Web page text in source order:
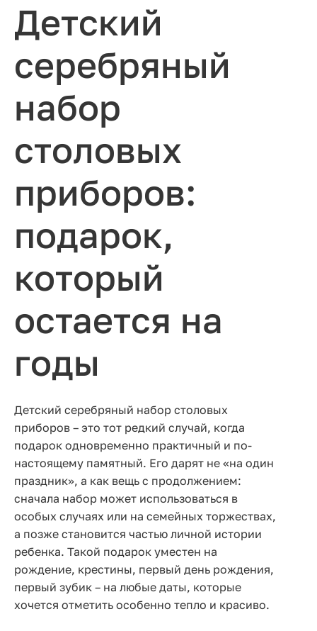
Детский
серебряный
набор
столовых
приборов:
подарок,
который
остается на
годы
Детский серебряный набор столовых
приборов – это тот редкий случай, когда
подарок одновременно практичный и по-
настоящему памятный. Его дарят не «на один
праздник», а как вещь с продолжением:
сначала набор может использоваться в
особых случаях или на семейных торжествах,
а позже становится частью личной истории
ребенка. Такой подарок уместен на
рождение, крестины, первый день рождения,
первый зубик – на любые даты, которые
хочется отметить особенно тепло и красиво.